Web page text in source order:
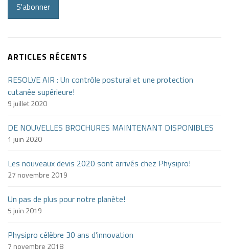
S'abonner
ARTICLES RÉCENTS
RESOLVE AIR : Un contrôle postural et une protection
cutanée supérieure!
9 juillet 2020
DE NOUVELLES BROCHURES MAINTENANT DISPONIBLES
1 juin 2020
Les nouveaux devis 2020 sont arrivés chez Physipro!
27 novembre 2019
Un pas de plus pour notre planète!
5 juin 2019
Physipro célèbre 30 ans d’innovation
7 novembre 2018